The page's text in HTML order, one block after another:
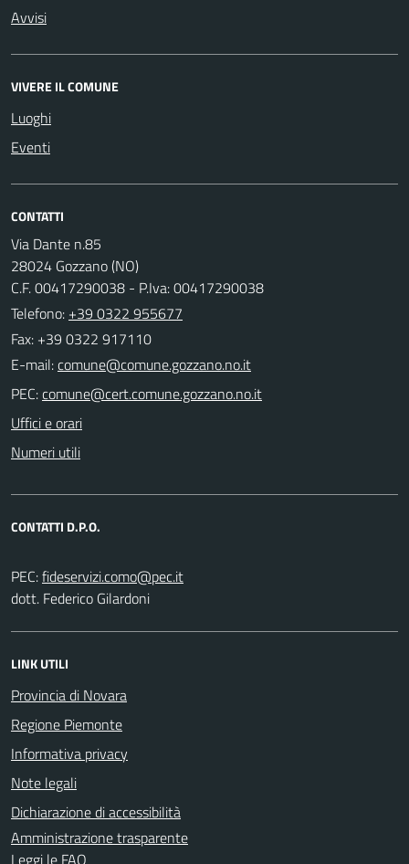
Avvisi
VIVERE IL COMUNE
Luoghi
Eventi
CONTATTI
Via Dante n.85
28024 Gozzano (NO)
C.F. 00417290038 - P.Iva: 00417290038
Telefono: +39 0322 955677
Fax: +39 0322 917110
E-mail:
PEC:
Uffici e orari
Numeri utili
CONTATTI D.P.O.
PEC:
dott. Federico Gilardoni
LINK UTILI
Provincia di Novara
Regione Piemonte
Informativa privacy
Note legali
Dichiarazione di accessibilità
Amministrazione trasparente
Leggi le FAQ